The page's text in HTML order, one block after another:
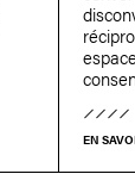
EN